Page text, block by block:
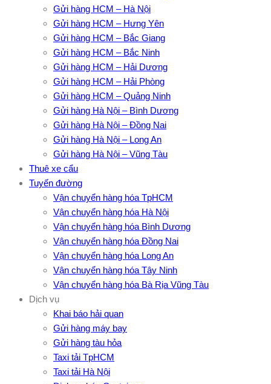
Gửi hàng HCM – Hà Nội
Gửi hàng HCM – Hưng Yên
Gửi hàng HCM – Bắc Giang
Gửi hàng HCM – Bắc Ninh
Gửi hàng HCM – Hải Dương
Gửi hàng HCM – Hải Phòng
Gửi hàng HCM – Quảng Ninh
Gửi hàng Hà Nội – Bình Dương
Gửi hàng Hà Nội – Đồng Nai
Gửi hàng Hà Nội – Long An
Gửi hàng Hà Nội – Vũng Tàu
Thuê xe cẩu
Tuyến đường
Vận chuyển hàng hóa TpHCM
Vận chuyển hàng hóa Hà Nội
Vận chuyển hàng hóa Bình Dương
Vận chuyển hàng hóa Đồng Nai
Vận chuyển hàng hóa Long An
Vận chuyển hàng hóa Tây Ninh
Vận chuyển hàng hóa Bà Rịa Vũng Tàu
Dịch vụ
Khai báo hải quan
Gửi hàng máy bay
Gửi hàng tàu hỏa
Taxi tải TpHCM
Taxi tải Hà Nội